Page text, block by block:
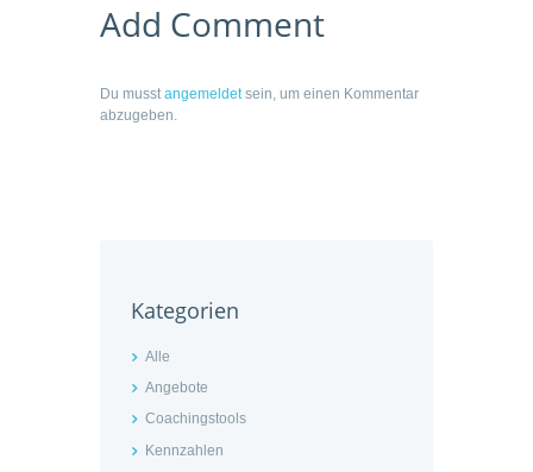
Add Comment
Du musst angemeldet sein, um einen Kommentar
abzugeben.
Kategorien
Alle
Angebote
Coachingstools
Kennzahlen